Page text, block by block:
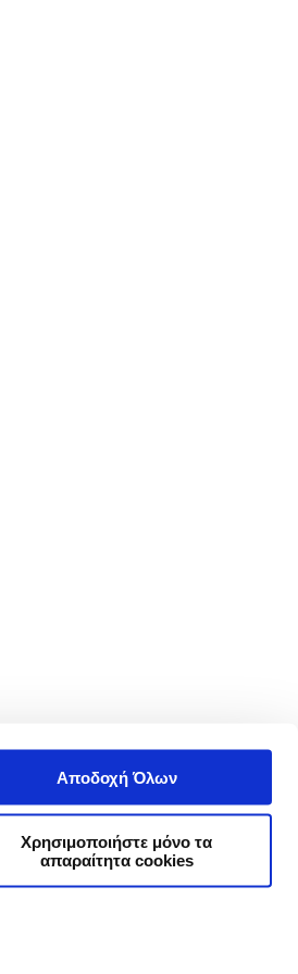
Αποδοχή Όλων
Χρησιμοποιήστε μόνο τα
απαραίτητα cookies